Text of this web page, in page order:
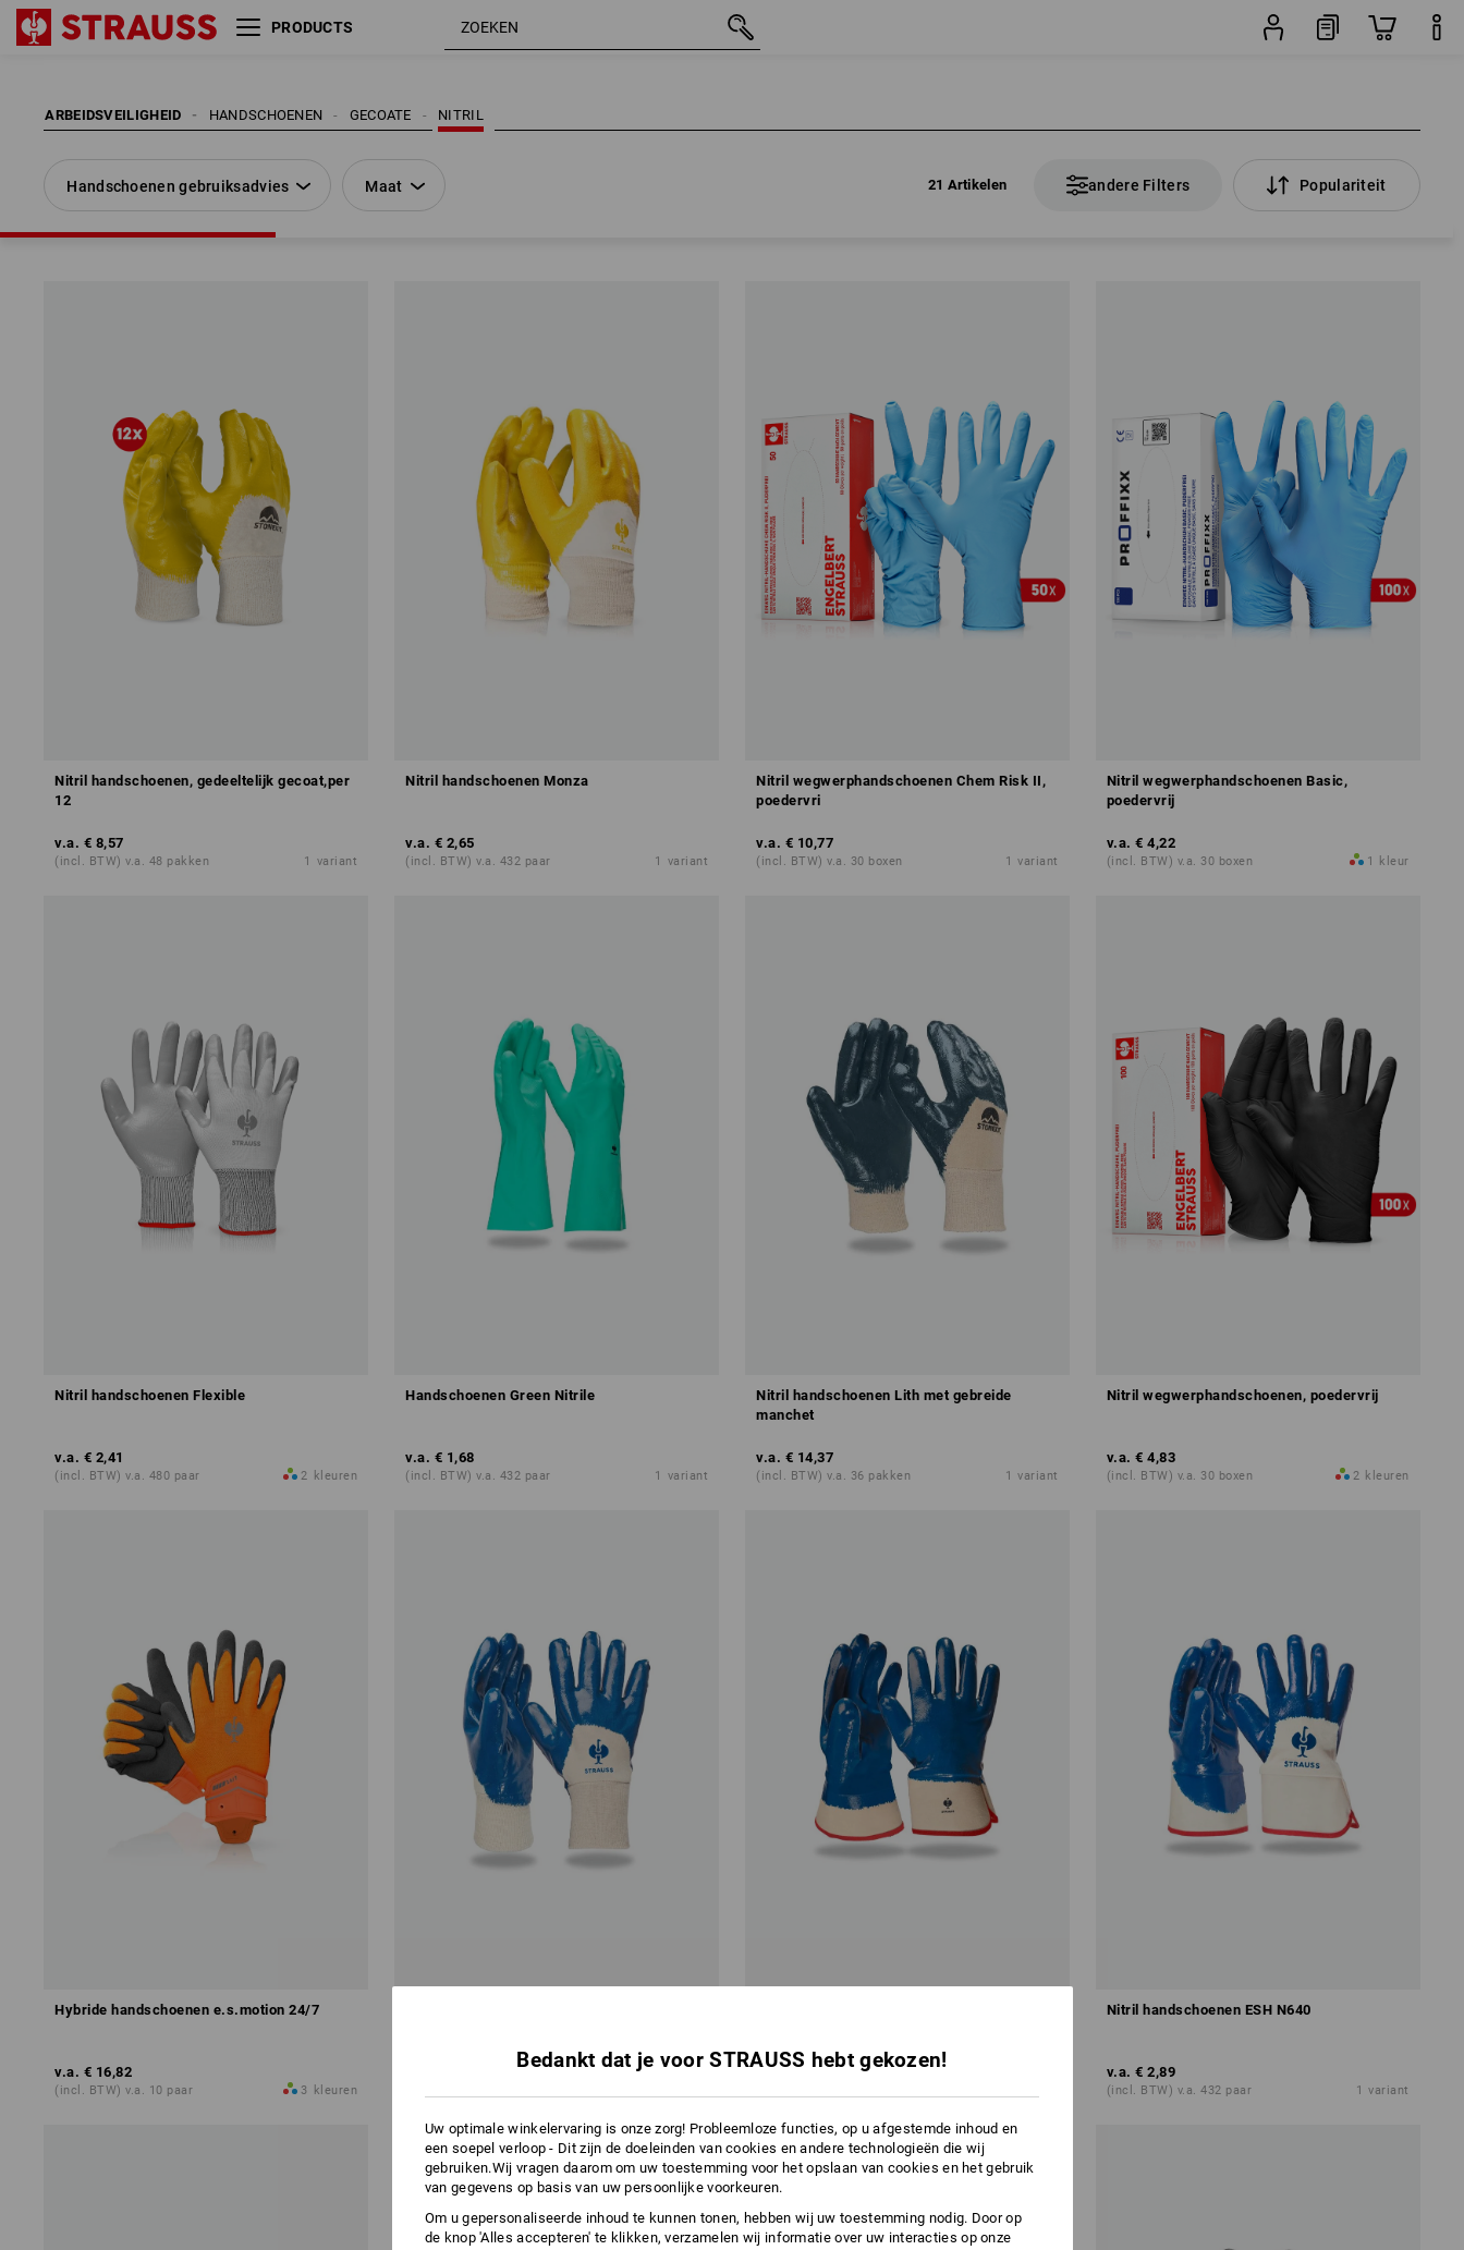
PRODUCTS
ARBEIDSVEILIGHEID NITRIL
GECOATE
HANDSCHOENEN
Handschoenen gebruiksadvies Maat 21 Artikelen andere Filters Populariteit
Handschoenen gebruiksadvies Maat
Nitril handschoenen, gedeeltelijk gecoat,per
12
v.a. € 8,57
(incl. BTW) v.a. 48 pakken 1 variant
Nitril handschoenen Monza
v.a. € 2,65
(incl. BTW) v.a. 432 paar 1 variant
Nitril wegwerphandschoenen Chem Risk II,
poedervri
v.a. € 10,77
(incl. BTW) v.a. 30 boxen 1 variant
Nitril wegwerphandschoenen Basic,
poedervrij
v.a. € 4,22
(incl. BTW) v.a. 30 boxen 1 kleur
Nitril handschoenen Flexible
v.a. € 2,41
(incl. BTW) v.a. 480 paar 2 kleuren
Handschoenen Green Nitrile
v.a. € 1,68
(incl. BTW) v.a. 432 paar 1 variant
Nitril handschoenen Lith met gebreide
manchet
v.a. € 14,37
(incl. BTW) v.a. 36 pakken 1 variant
Nitril wegwerphandschoenen, poedervrij
v.a. € 4,83
(incl. BTW) v.a. 30 boxen 2 kleuren
Hybride handschoenen e.s.motion 24/7
v.a. € 16,82
(incl. BTW) v.a. 10 paar 3 kleuren
v.a. € 3,13
Nitril handschoenen ESH N640
v.a. € 2,89
(incl. BTW) v.a. 432 paar 1 variant
Bedankt dat je voor STRAUSS hebt gekozen!
Uw optimale winkelervaring is onze zorg! Probleemloze functies, op u afgestemde inhoud en
een soepel verloop - Dit zijn de doeleinden van cookies en andere technologieën die wij
gebruiken.Wij vragen daarom om uw toestemming voor het opslaan van cookies en het gebruik
van gegevens op basis van uw persoonlijke voorkeuren.
Om u gepersonaliseerde inhoud te kunnen tonen, hebben wij uw toestemming nodig. Door op
de knop 'Alles accepteren' te klikken, verzamelen wij informatie over uw interacties op onze